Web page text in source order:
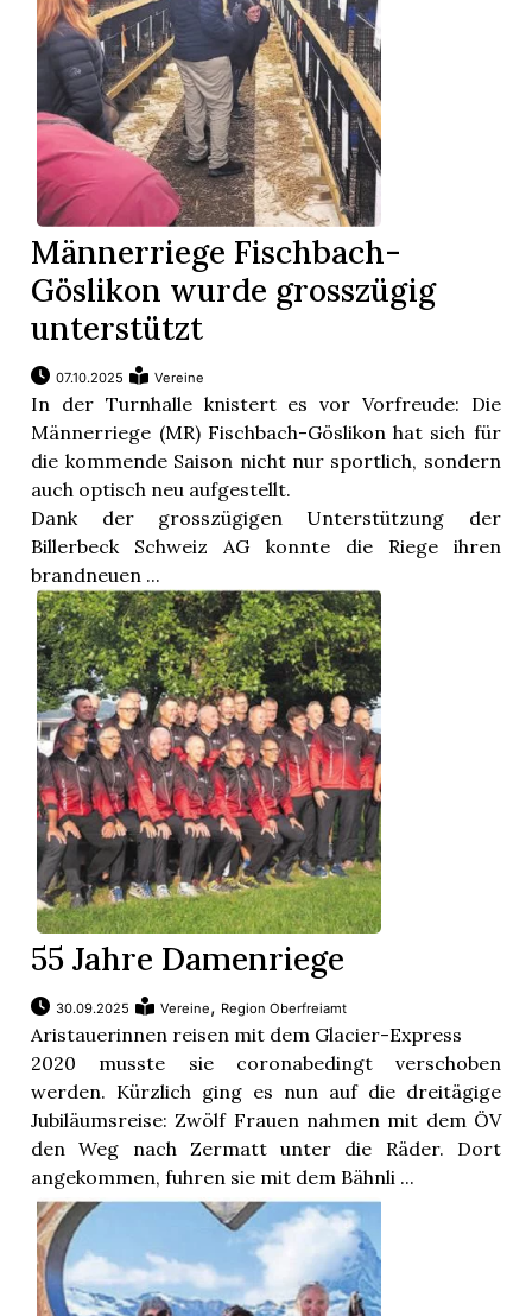
Männerriege Fischbach-
Göslikon wurde grosszügig
unterstützt
07.10.2025 Vereine
In der Turnhalle knistert es vor Vorfreude: Die
Männerriege (MR) Fischbach-Göslikon hat sich für
die kommende Saison nicht nur sportlich, sondern
auch optisch neu aufgestellt.
Dank der grosszügigen Unterstützung der
Billerbeck Schweiz AG konnte die Riege ihren
brandneuen ...
55 Jahre Damenriege
30.09.2025 Vereine, Region Oberfreiamt
Aristauerinnen reisen mit dem Glacier-Express
2020 musste sie coronabedingt verschoben
werden. Kürzlich ging es nun auf die dreitägige
Jubiläumsreise: Zwölf Frauen nahmen mit dem ÖV
den Weg nach Zermatt unter die Räder. Dort
angekommen, fuhren sie mit dem Bähnli ...